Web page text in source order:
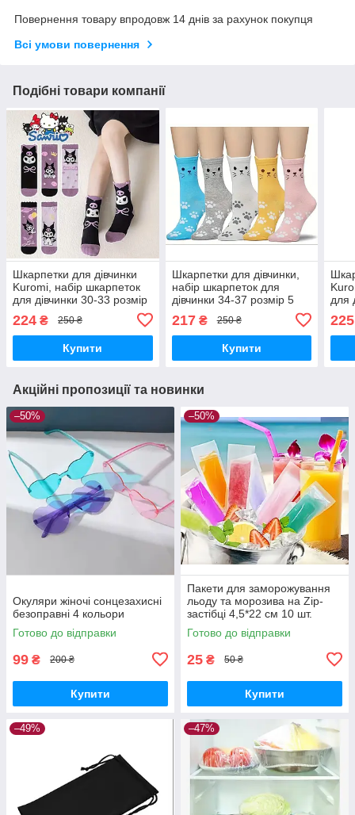
Повернення товару впродовж 14 днів за рахунок покупця
Всі умови повернення
Подібні товари компанії
Шкарпетки для дівчинки
Kuromi, набір шкарпеток
для дівчинки 30-33 розмір
224 ₴ 250 ₴
Купити
Шкарпетки для дівчинки,
набір шкарпеток для
дівчинки 34-37 розмір 5
217₴ 250 ₴
Купити
для
225
Акційні пропозиції та новинки
–50%
Окуляри жіночі сонцезахисні
безоправні 4 кольори
Готово до відправки
99 ₴ 200 ₴
Купити
–50%
Пакети для заморожування
льоду та морозива на Zip-
застібці 4,5*22 см 10 шт.
Готово до відправки
25 ₴ 50 ₴
Купити
–49% –47%